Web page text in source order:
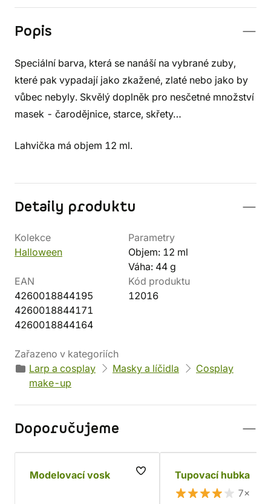
Popis
Speciální barva, která se nanáší na vybrané zuby,
které pak vypadají jako zkažené, zlaté nebo jako by
vůbec nebyly. Skvělý doplněk pro nesčetné množství
masek - čarodějnice, starce, skřety…
Lahvička má objem 12 ml.
Detaily produktu
Kolekce
Halloween
Parametry
Objem: 12 ml
Váha: 44 g
EAN
4260018844195
4260018844171
4260018844164
Kód produktu
12016
Zařazeno v kategoriích
Larp a cosplay
Masky a líčidla
Cosplay
make-up
Doporučujeme
Modelovací vosk
Tupovací hubka
7×